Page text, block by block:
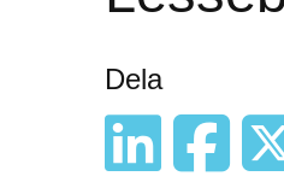
Dela